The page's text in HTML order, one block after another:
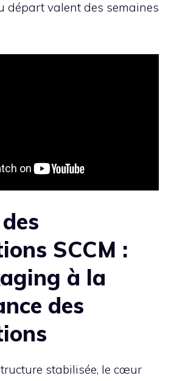
départ valent des semaines
SCCM :
à la
des
stabilisée, le cœur